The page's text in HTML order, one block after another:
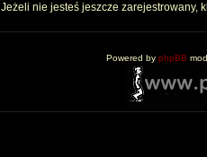
Jeżeli nie jesteś jeszcze zarejestrowany,
Powered by phpBB